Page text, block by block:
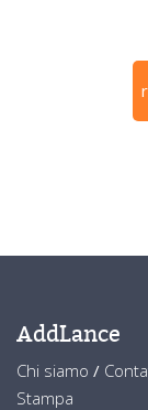
AddLance
Chi siamo /
Stampa